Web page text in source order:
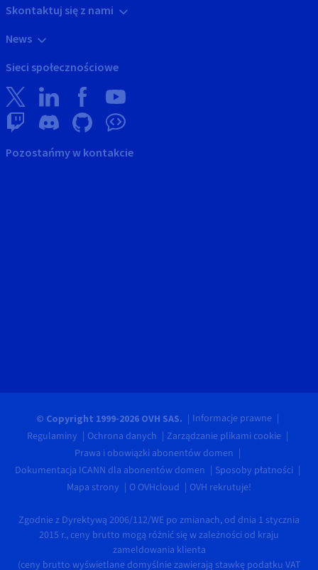
Skontaktuj się z nami
News
Sieci społecznościowe
Pozostańmy w kontakcie
© Copyright 1999-2026 OVH SAS.
Informacje prawne
Regulaminy
Ochrona danych
Zarządzanie plikami cookie
Prawa i obowiązki abonentów domen
Dokumentacja ICANN dla abonentów domen
Sposoby płatności
Mapa strony
O OVHcloud OVH rekrutuje!
Zgodnie z Dyrektywą 2006/112/WE po zmianach, od dnia 1 stycznia
2015 r., ceny brutto mogą różnić się w zależności od kraju
zameldowania klienta
(ceny brutto wyświetlane domyślnie zawierają stawkę podatku VAT